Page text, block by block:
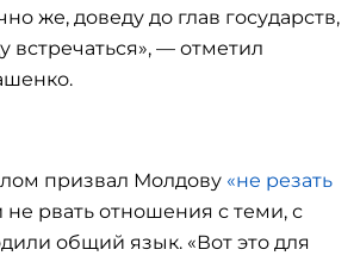
же, доведу до глав государств,
встречаться», — отметил
призвал Молдову «не резать
не рвать отношения с теми, с
общий язык. «Вот это для